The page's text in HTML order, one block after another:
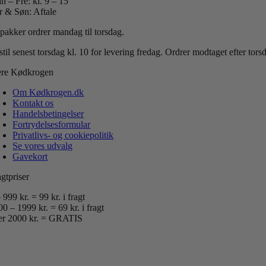
& Søn: Aftale
ordrer mandag til torsdag.
senest torsdag kl. 10 for levering fredag.Ordrer modtaget efter
Kødkrogen
Om Kødkrogen.dk
Kontakt os
Handelsbetingelser
Fortrydelsesformular
Privatlivs- og cookiepolitik
Se vores udvalg
Gavekort
999 kr. = 99 kr. i fragt
– 1999 kr. = 69 kr. i fragt
2000 kr. = GRATIS